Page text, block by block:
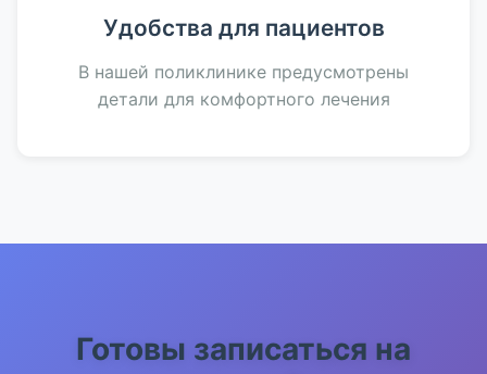
Удобства для пациентов
В нашей поликлинике предусмотрены
детали для комфортного лечения
Готовы записаться на